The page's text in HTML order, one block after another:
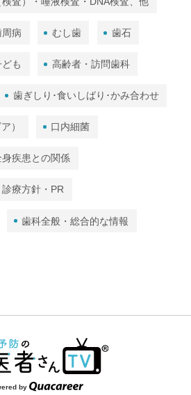
周病 むし歯 歯石
ども 高齢者・訪問歯科
歯ぎしり･食いしばり･かみ合わせ
） 口内細菌
身疾患との関係
診療方針・PR
歯科全般・総合的な情報
by